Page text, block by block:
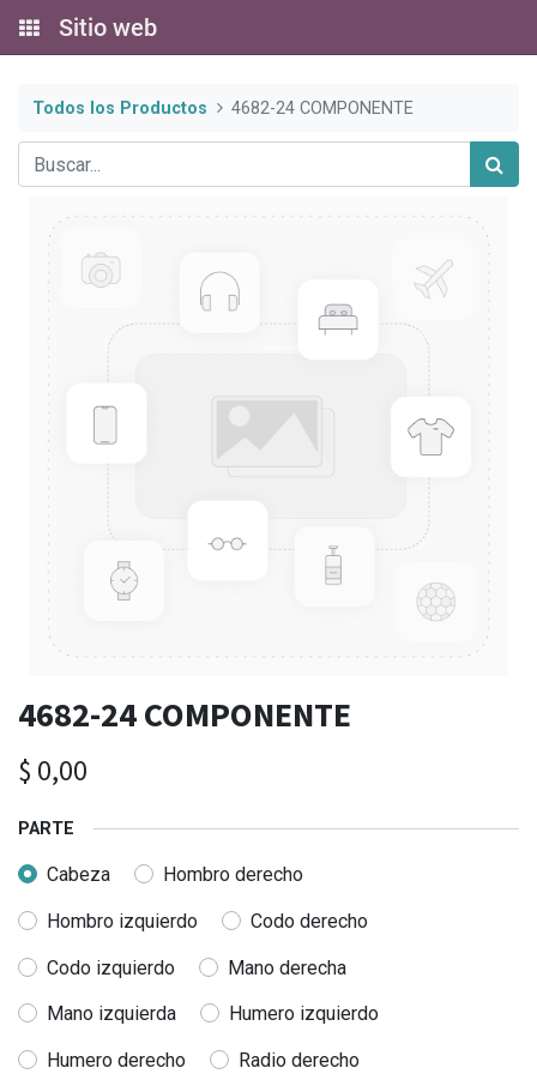
Sitio web
Todos los Productos 4682-24 COMPONENTE
4682-24 COMPONENTE
$ 0,00
PARTE
Cabeza Hombro derecho
Hombro izquierdo Codo derecho
Codo izquierdo Mano derecha
Mano izquierda Humero izquierdo
Humero derecho Radio derecho